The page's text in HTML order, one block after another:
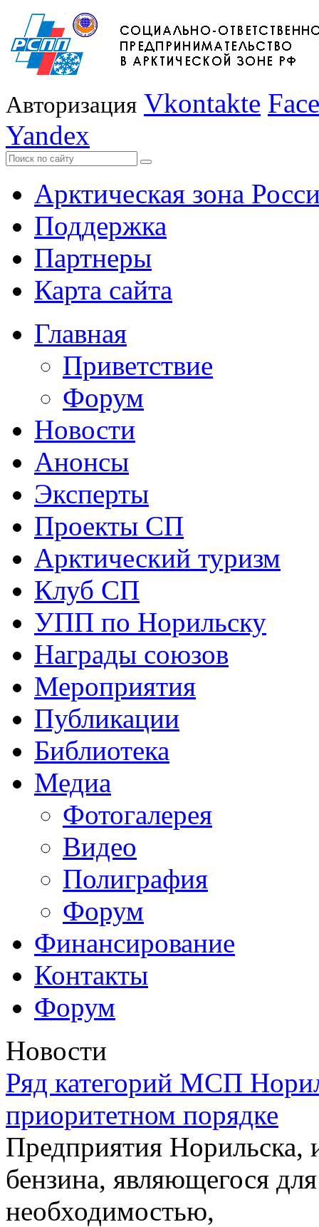
Авторизация Vkontakte
Yandex
Арктическая зона
Поддержка
Партнеры
Карта сайта
Главная
Приветствие
Форум
Новости
Анонсы
Эксперты
Проекты СП
Арктический туризм
Клуб СП
УПП по Норильску
Награды союзов
Мероприятия
Публикации
Библиотека
Медиа
Фотогалерея
Видео
Полиграфия
Форум
Финансирование
Контакты
Форум
Новости
Ряд категорий МСП
приоритетном порядке
Предприятия
бензина, являющегося
необходимостью,